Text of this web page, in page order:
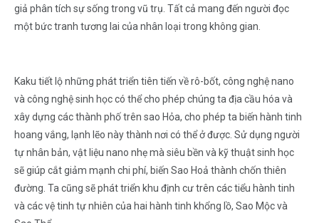
giả phân tích sự sống trong vũ trụ. Tất cả mang đến người đọc
một bức tranh tương lai của nhân loại trong không gian.
Kaku tiết lộ những phát triển tiên tiến về rô-bốt, công nghệ nano
và công nghệ sinh học có thể cho phép chúng ta địa cầu hóa và
xây dựng các thành phố trên sao Hỏa, cho phép ta biến hành tinh
hoang vắng, lạnh lẽo này thành nơi có thể ở được. Sử dụng người
tự nhân bản, vật liệu nano nhẹ mà siêu bền và kỹ thuật sinh học
sẽ giúp cắt giảm mạnh chi phí, biến Sao Hoả thành chốn thiên
đường. Ta cũng sẽ phát triển khu định cư trên các tiểu hành tinh
và các vệ tinh tự nhiên của hai hành tinh khổng lồ, Sao Mộc và